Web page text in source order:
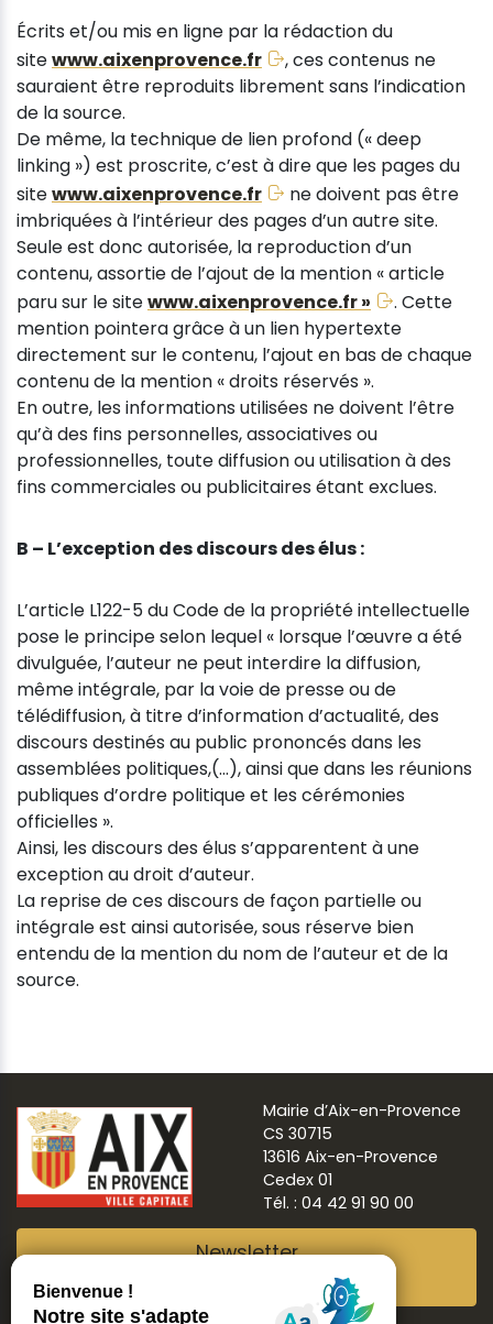
Écrits et/ou mis en ligne par la rédaction du
sitewww.aixenprovence.fr
, ces contenus ne
sauraient être reproduits librement sans l’indication
de la source.
De même, la technique de lien profond (« deep
linking ») est proscrite, c’est à dire que les pages du
sitewww.aixenprovence.fr
ne doivent pas être
imbriquées à l’intérieur des pages d’un autre site.
Seule est donc autorisée, la reproduction d’un
contenu, assortie de l’ajout de la mention « article
paru sur le sitewww.aixenprovence.fr »
. Cette
mention pointera grâce à un lien hypertexte
directement sur le contenu, l’ajout en bas de chaque
contenu de la mention « droits réservés ».
En outre, les informations utilisées ne doivent l’être
qu’à des fins personnelles, associatives ou
professionnelles, toute diffusion ou utilisation à des
fins commerciales ou publicitaires étant exclues.
B – L’exception des discours des élus :
L’article L122-5 du Code de la propriété intellectuelle
pose le principe selon lequel « lorsque l’œuvre a été
divulguée, l’auteur ne peut interdire la diffusion,
même intégrale, par la voie de presse ou de
télédiffusion, à titre d’information d’actualité, des
discours destinés au public prononcés dans les
assemblées politiques,(...), ainsi que dans les réunions
publiques d’ordre politique et les cérémonies
officielles ».
Ainsi, les discours des élus s’apparentent à une
exception au droit d’auteur.
La reprise de ces discours de façon partielle ou
intégrale est ainsi autorisée, sous réserve bien
entendu de la mention du nom de l’auteur et de la
source.
Mairie d’Aix-en-Provence
CS 30715
13616 Aix-en-Provence
Cedex 01
Tél. : 04 42 91 90 00
Newsletter